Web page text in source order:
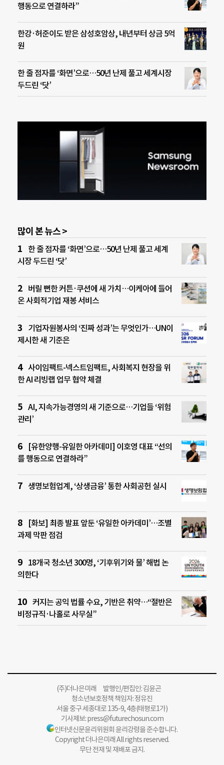
행동으로 연결하라”
한강·허준이도 받은 삼성호암상, 내년부터 상금 5억
원
한 줄 점자를 ‘화면’으로…50년 난제 풀고 세계시장
두드린 ‘닷’
많이 본 뉴스 >
한 줄 점자를 ‘화면’으로…50년 난제 풀고 세계
시장 두드린 ‘닷’
버릴 뻔한 커튼·쿠션에 새 가치…이케아에 들어
온 사회적기업 재봉 서비스
기업자원봉사의 ‘진짜 성과’는 무엇인가…UN이
제시한 새 기준은
사이임팩트-넥스트임팩트, 사회복지 현장을 위
한 AI 리빙랩 업무 협약 체결
AI, 지속가능경영의 새 기준으로…기업들 ‘위험
관리’
[유한양행-유일한 아카데미] 이호영 대표 “선의
를 행동으로 연결하라”
생명보험업계, ‘상생금융’ 통한 사회공헌 실시
[화보] 최종 발표 앞둔 ‘유일한 아카데미’…조별
과제 막판 점검
18개국 청소년 300명, ‘기후위기와 물’ 해법 논
의한다
커지는 공익 법률 수요, 기반은 취약…“절반은
비정규직·나홀로 사무실”
(주)더나은미래 발행인/편집인: 김윤곤
청소년보호정책 책임자: 정유진
서울 중구 세종대로 135-9, 4층(태평로1가)
기사제보:press@futurechosun.com
인터넷신문윤리위원회 윤리강령을 준수합니다.
Copyright 더나은미래 All rights reserved.
무단 전재 및 재배포 금지.